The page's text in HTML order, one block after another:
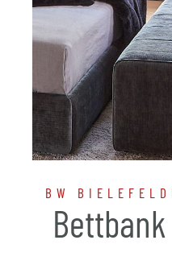
BW
Bettbank